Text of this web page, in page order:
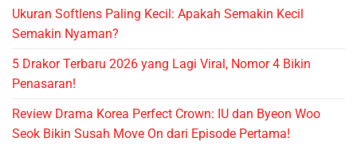
Ukuran Softlens Paling Kecil: Apakah Semakin Kecil
Semakin Nyaman?
5 Drakor Terbaru 2026 yang Lagi Viral, Nomor 4 Bikin
Penasaran!
Review Drama Korea Perfect Crown: IU dan Byeon Woo
Seok Bikin Susah Move On dari Episode Pertama!